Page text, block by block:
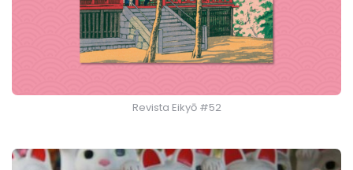
Revista Eikyō #52